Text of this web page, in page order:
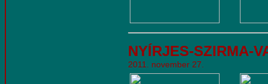
NYÍRJES-SZIRMA-
2011. november 27.